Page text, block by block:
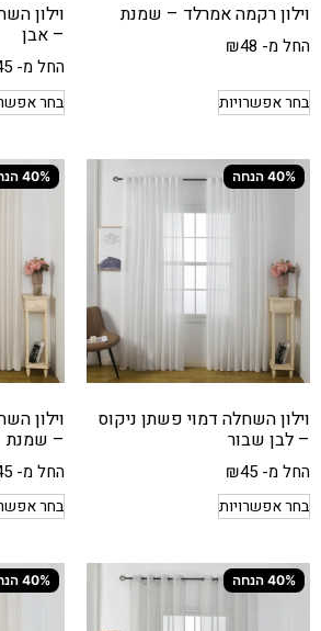
וילון רקמה אמרלד – שמנת
החל מ- ₪48
בחר אפשרויות
וילון
– אבן
החל מ-
בחר
40% הנחה
וילון השחלה דמוי פשתן ניקוס
– לבן שבור
החל מ- ₪45
בחר אפשרויות
40% הנחה
וילון
– שמנת
החל מ-
בחר
40% הנחה 40% הנחה